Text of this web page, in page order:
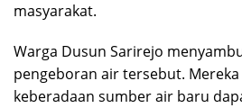
masyarakat.
Warga Dusun Sarirejo
pengeboran air tersebut.
keberadaan sumber air baru